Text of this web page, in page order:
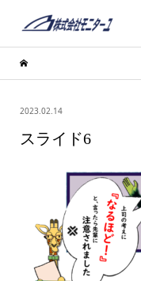
2023.02.14
スライド6